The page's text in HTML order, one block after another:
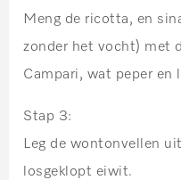
Meng de ricotta, en
zonder het vocht) met
Campari, wat peper en
Stap 3:
Leg de wontonvellen
losgeklopt eiwit.